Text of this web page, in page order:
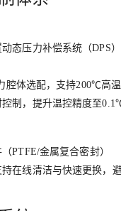
态压力补偿系统（DPS
腔体选配，支持200℃高
制，提升温控精度至0.1
PTFE/金属复合密封）
在线清洁与快速更换，